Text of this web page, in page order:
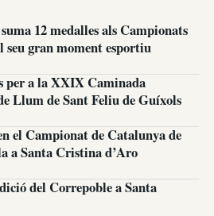
12 medalles als Campionats
seu gran moment esportiu
per a la XXIX Caminada
Llum de Sant Feliu de Guíxols
el Campionat de Catalunya de
a Santa Cristina d’Aro
del Correpoble a Santa